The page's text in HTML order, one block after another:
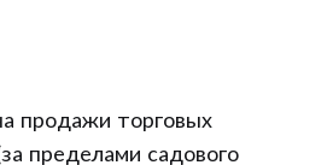
продажи торговых
пределами садового